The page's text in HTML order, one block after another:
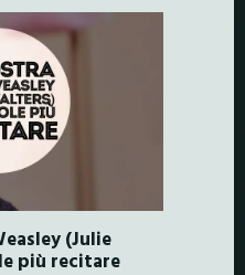
(Julie
più recitare